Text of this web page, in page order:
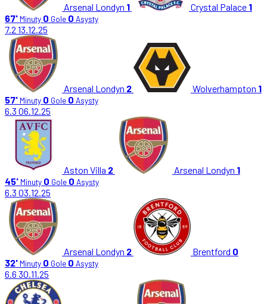
Arsenal Londyn 1 Crystal Palace 1
67' Minuty 0 Gole 0 Asysty
7.2 13.12.25
Arsenal Londyn 2 Wolverhampton 1
57' Minuty 0 Gole 0 Asysty
6.3 06.12.25
Aston Villa 2 Arsenal Londyn 1
45' Minuty 0 Gole 0 Asysty
6.3 03.12.25
Arsenal Londyn 2 Brentford 0
32' Minuty 0 Gole 0 Asysty
6.6 30.11.25